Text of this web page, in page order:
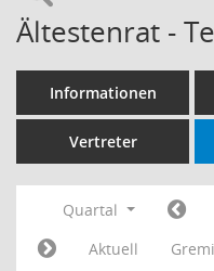
Ältestenrat -
Informationen
Vertreter
Quartal
Aktuell